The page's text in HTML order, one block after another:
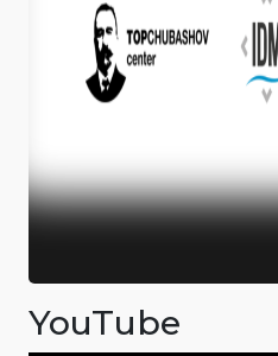
YouTube